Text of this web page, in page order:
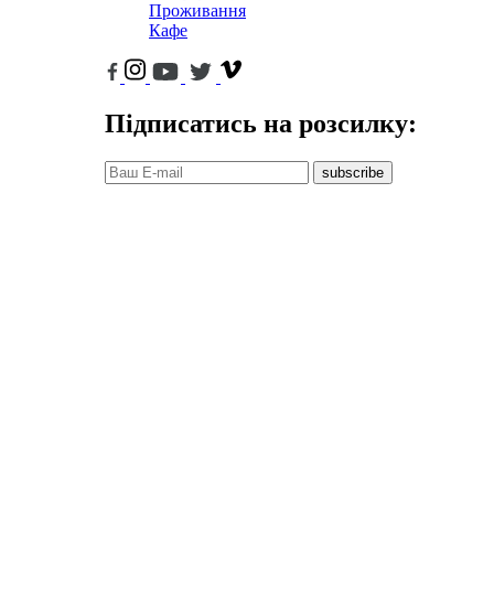
Проживання
Кафе
Підписатись на розсилку:
subscribe